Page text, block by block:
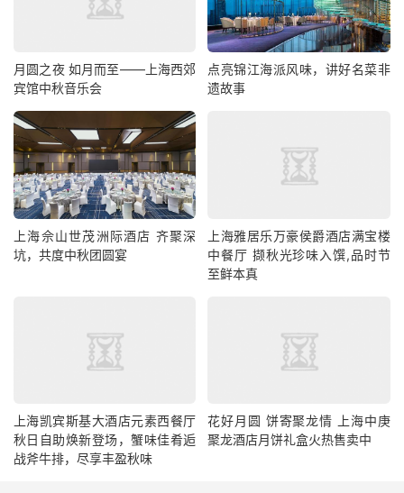
月圆之夜 如月而至——上海西郊
宾馆中秋音乐会
点亮锦江海派风味，讲好名菜非
遗故事
上海佘山世茂洲际酒店 齐聚深
坑，共度中秋团圆宴
上海雅居乐万豪侯爵酒店满宝楼
中餐厅 撷秋光珍味入馔,品时节
至鲜本真
上海凯宾斯基大酒店元素西餐厅
秋日自助焕新登场，蟹味佳肴逅
战斧牛排，尽享丰盈秋味
花好月圆 饼寄聚龙情 上海中庚
聚龙酒店月饼礼盒火热售卖中